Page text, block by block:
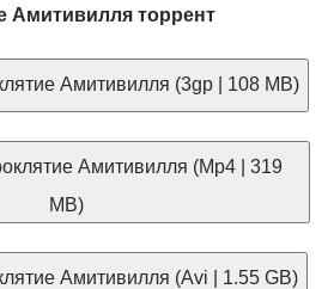
Амитивилля торрент
Амитивилля (3gp | 108 MB)
Амитивилля (Mp4 | 319
MB)
Амитивилля (Avi | 1.55 GB)